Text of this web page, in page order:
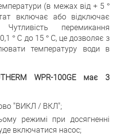
(в межах від + 5 °
включає або відключає
перемикання
° C до 15 ° C, це дозволяє з
температуру води в
WPR-100GE має 3
"ВИКЛ / ВКЛ";
режимі при досягненні
включатися насос;